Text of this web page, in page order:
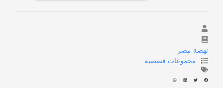
نهضة مصر
مجموعات قصصية